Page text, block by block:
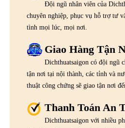
Đội ngũ nhân viên của
chuyên nghiệp, phục vụ hỗ trợ tư
tình mọi lúc, mọi nơi.
Giao Hàng Tận
Dichthuatsaigon có đội ngũ
tận nơi tại nội thành, các tỉnh và
thuật công chứng sẽ giao tận nơi
Thanh Toán An
Dichthuatsaigon với nhiều